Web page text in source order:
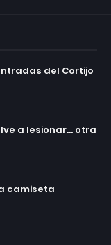
del Cortijo
a lesionar... otra
camiseta